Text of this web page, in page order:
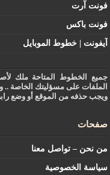
فونت آرت
فونت باكس
آيفونت | خطوط الموبايل
جميع الخطوط المتاحة ملك
الملفات على مسؤليتك الخاصة ..
ويجب حذفه من الموقع أو وضع
صفحات
من نحن – تواصل معنا
سياسة الخصوصية